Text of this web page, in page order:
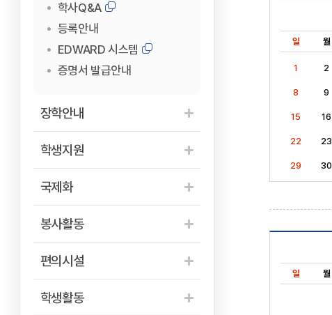
학사Q&A
등록안내
EDWARD 시스템
증명서 발급안내
장학안내
학생지원
국제화
봉사활동
편의시설
학생활동
일 월
1 2
8 9
15 16
22 23
29 30
일 월